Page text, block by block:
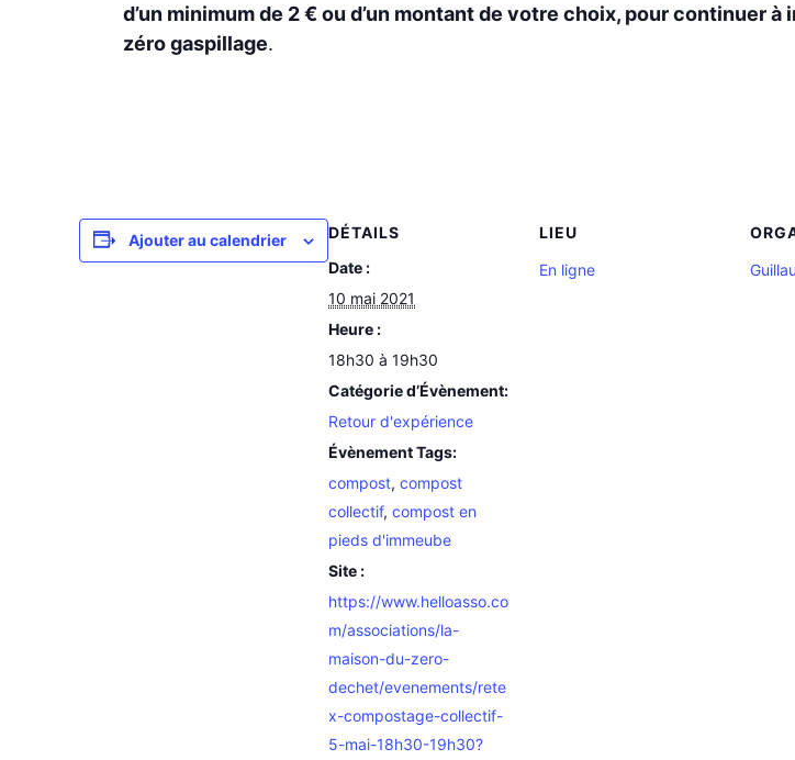
d’un minimum de 2 €ou d’un montant de votre choix, pour continuer
zéro gaspillage.
Ajouter au calendrier
DÉTAILS
Date :
10 mai 2021
Heure :
18h30 à 19h30
Catégorie d’Évènement:
Retour d'expérience
Évènement Tags:
compost, compost
collectif, compost en
pieds d'immeube
Site :
https://www.helloasso.co
m/associations/la-
maison-du-zero-
dechet/evenements/rete
x-compostage-collectif-
5-mai-18h30-19h30?
LIEU
En ligne